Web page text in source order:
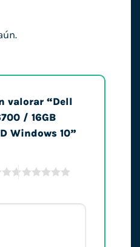
valorar “Dell
/ 16GB
Windows 10”